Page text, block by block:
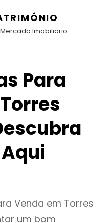
Imobiliário
Para
Venda em Torres
um bom